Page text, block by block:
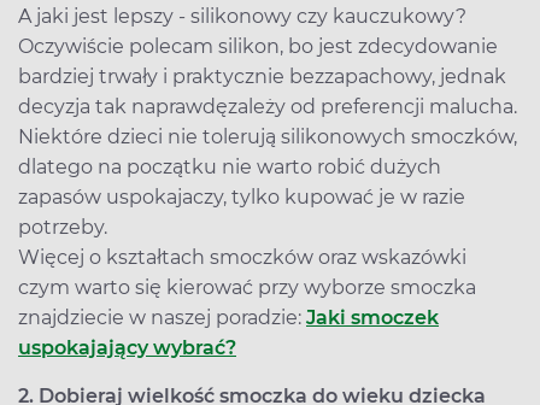
A jaki jest lepszy - silikonowy czy kauczukowy?
Oczywiście polecam silikon, bo jest zdecydowanie
bardziej trwały i praktycznie bezzapachowy, jednak
decyzja tak naprawdęzależy od preferencji malucha.
Niektóre dzieci nie tolerują silikonowych smoczków,
dlatego na początku nie warto robić dużych
zapasów uspokajaczy, tylko kupować je w razie
potrzeby.
Więcej o kształtach smoczków oraz wskazówki
czym warto się kierować przy wyborze smoczka
znajdziecie w naszej poradzie: Jaki smoczek
uspokajający wybrać?
2. Dobieraj wielkość smoczka do wieku dziecka